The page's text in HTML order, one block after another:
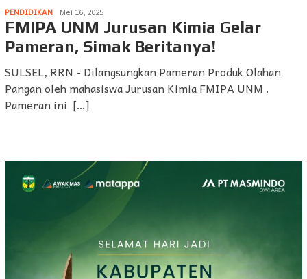
PENDIDIKAN Mei 16, 2025
FMIPA UNM Jurusan Kimia Gelar
Pameran, Simak Beritanya!
SULSEL, RRN - Dilangsungkan Pameran Produk Olahan
Pangan oleh mahasiswa Jurusan Kimia FMIPA UNM .
Pameran ini […]